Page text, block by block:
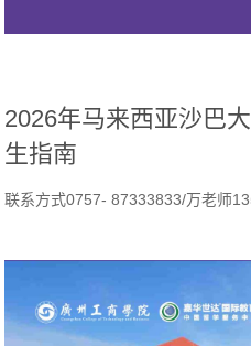
2026年马来西亚沙巴
生指南
联系方式0757- 87333833/万老师